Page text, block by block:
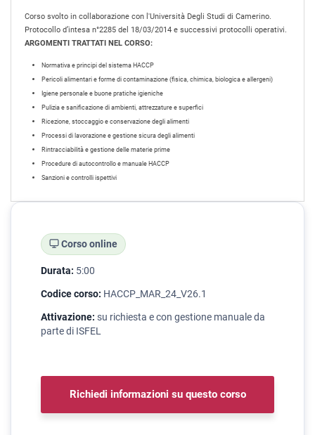
Corso svolto in collaborazione con l'Università Degli Studi di Camerino.
Protocollo d’intesa n°2285 del 18/03/2014 e successivi protocolli operativi.
ARGOMENTI TRATTATI NEL CORSO:
Normativa e principi del sistema HACCP
Pericoli alimentari e forme di contaminazione (fisica, chimica, biologica e allergeni)
Igiene personale e buone pratiche igieniche
Pulizia e sanificazione di ambienti, attrezzature e superfici
Ricezione, stoccaggio e conservazione degli alimenti
Processi di lavorazione e gestione sicura degli alimenti
Rintracciabilità e gestione delle materie prime
Procedure di autocontrollo e manuale HACCP
Sanzioni e controlli ispettivi
Corso online
Durata: 5:00
Codice corso: HACCP_MAR_24_V26.1
Attivazione: su richiesta e con gestione manuale da
parte di ISFEL
Richiedi informazioni su questo corso